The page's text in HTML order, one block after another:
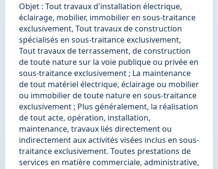
Objet : Tout travaux d'installation électrique,
éclairage, mobilier, immobilier en sous-traitance
exclusivement, Tout travaux de construction
spécialisés en sous-traitance exclusivement,
Tout travaux de terrassement, de construction
de toute nature sur la voie publique ou privée en
sous-traitance exclusivement ; La maintenance
de tout matériel électrique, éclairage ou mobilier
ou immobilier de toute nature en sous-traitance
exclusivement ; Plus généralement, la réalisation
de tout acte, opération, installation,
maintenance, travaux liés directement ou
indirectement aux activités visées inclus en sous-
traitance exclusivement. Toutes prestations de
services en matière commerciale, administrative,